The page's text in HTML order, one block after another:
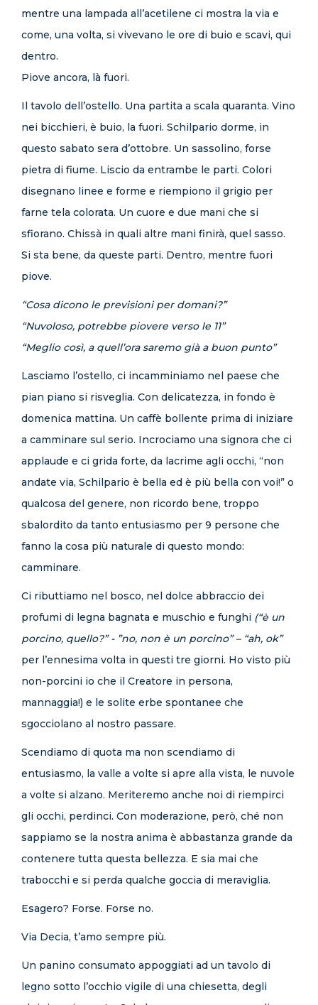
mentre una lampada all’acetilene ci mostra la via e
come, una volta, si vivevano le ore di buio e scavi, qui
dentro.
Piove ancora, là fuori.
Il tavolo dell’ostello. Una partita a scala quaranta. Vino
nei bicchieri, è buio, la fuori. Schilpario dorme, in
questo sabato sera d’ottobre. Un sassolino, forse
pietra di fiume. Liscio da entrambe le parti. Colori
disegnano linee e forme e riempiono il grigio per
farne tela colorata. Un cuore e due mani che si
sfiorano. Chissà in quali altre mani finirà, quel sasso.
Si sta bene, da queste parti. Dentro, mentre fuori
piove.
“Cosa dicono le previsioni per domani?”
“Nuvoloso, potrebbe piovere verso le 11”
“Meglio così, a quell’ora saremo già a buon punto”
Lasciamo l’ostello, ci incamminiamo nel paese che
pian piano si risveglia. Con delicatezza, in fondo è
domenica mattina. Un caffè bollente prima di iniziare
a camminare sul serio. Incrociamo una signora che ci
applaude e ci grida forte, da lacrime agli occhi, “non
andate via, Schilpario è bella ed è più bella con voi!” o
qualcosa del genere, non ricordo bene, troppo
sbalordito da tanto entusiasmo per 9 persone che
fanno la cosa più naturale di questo mondo:
camminare.
Ci ributtiamo nel bosco, nel dolce abbraccio dei
profumi di legna bagnata e muschio e funghi (“è un
porcino, quello?” - ”no, non è un porcino” – “ah, ok”
per l’ennesima volta in questi tre giorni. Ho visto più
non-porcini io che il Creatore in persona,
mannaggia!) e le solite erbe spontanee che
sgocciolano al nostro passare.
Scendiamo di quota ma non scendiamo di
entusiasmo, la valle a volte si apre alla vista, le nuvole
a volte si alzano. Meriteremo anche noi di riempirci
gli occhi, perdinci. Con moderazione, però, ché non
sappiamo se la nostra anima è abbastanza grande da
contenere tutta questa bellezza. E sia mai che
trabocchi e si perda qualche goccia di meraviglia.
Esagero? Forse. Forse no.
Via Decia, t’amo sempre più.
Un panino consumato appoggiati ad un tavolo di
legno sotto l’occhio vigile di una chiesetta, degli